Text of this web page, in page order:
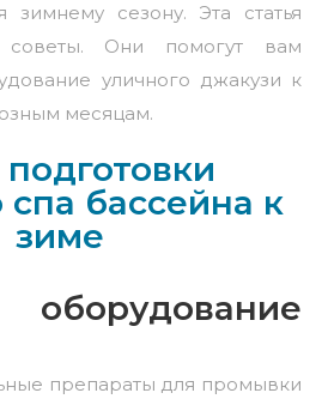
зимнему сезону. Эта статья
советы. Они помогут вам
уличного джакузи к
месяцам.
спа бассейна к
зиме
препараты для промывки